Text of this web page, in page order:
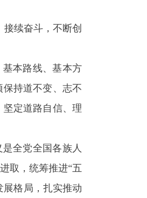
续奋斗，不断创
基本路线、基本方
持道不变、志不
定道路自信、理
全党全国各族人
取，统筹推进“五
展格局，扎实推动